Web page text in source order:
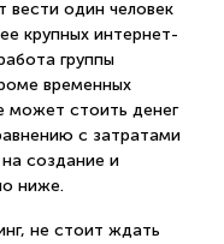
вести один человек
крупных интернет-
группы
временных
может стоить денег
с затратами
создание и
ниже.
не стоит ждать